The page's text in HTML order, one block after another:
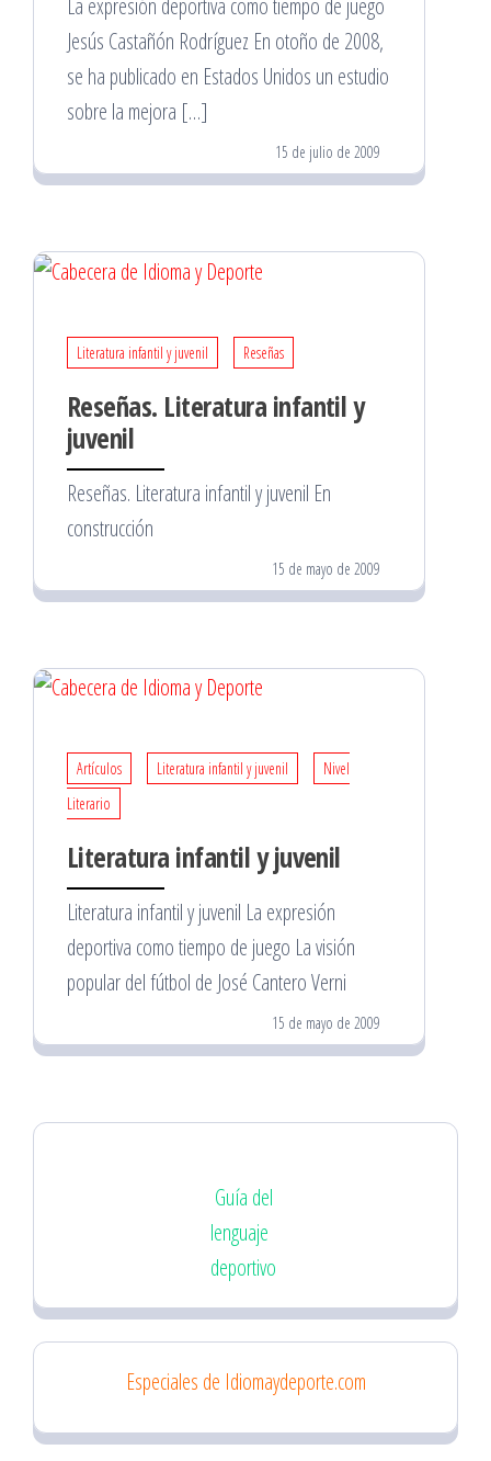
Jesús Castañón Rodríguez En otoño de 2008,
se ha publicado en Estados Unidos un estudio
sobre la mejora […]
15 de julio de 2009
Literatura infantil y juvenil Reseñas
Reseñas. Literatura infantil y
juvenil
Reseñas. Literatura infantil y juvenil En
construcción
15 de mayo de 2009
Artículos Literatura infantil y juvenil
Nivel
Literario
Literatura infantil y juvenil
Literatura infantil y juvenil La expresión
deportiva como tiempo de juego La visión
popular del fútbol de José Cantero Verni
15 de mayo de 2009
Guía del
lenguaje
deportivo
Especiales de Idiomaydeporte.com